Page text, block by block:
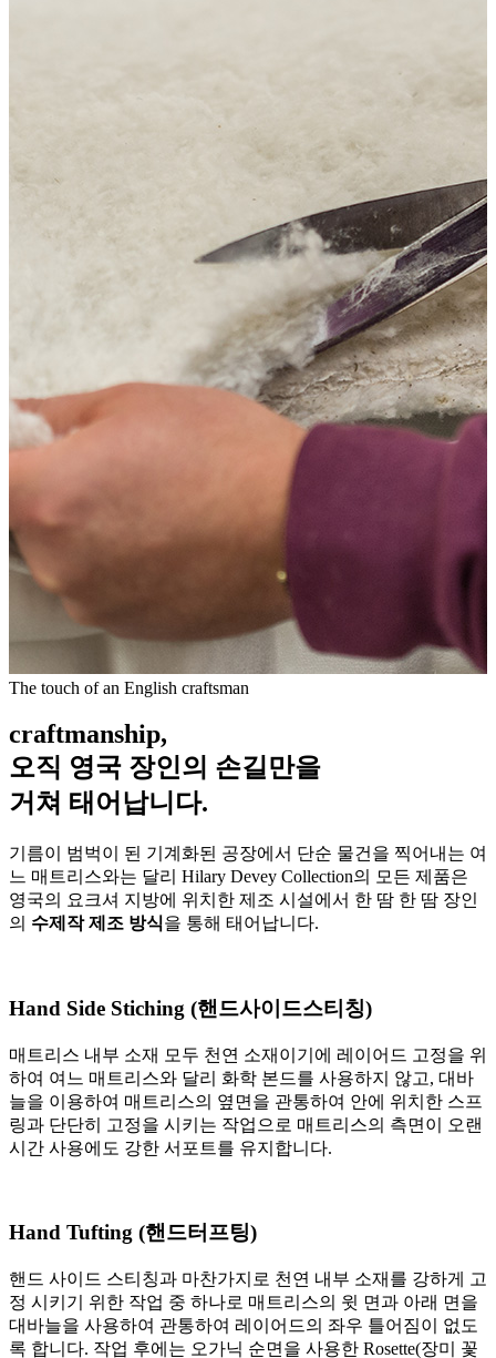
The touch of an English craftsman
craftmanship,
오직 영국 장인의 손길만을
거쳐 태어납니다.
기름이 범벅이 된 기계화된 공장에서 단순 물건을 찍어내는 여
느 매트리스와는 달리 Hilary Devey Collection의 모든 제품은
영국의 요크셔 지방에 위치한 제조 시설에서 한 땀 한 땀 장인
의 수제작 제조 방식을 통해 태어납니다.
Hand Side Stiching (핸드사이드스티칭)
매트리스 내부 소재 모두 천연 소재이기에 레이어드 고정을 위
하여 여느 매트리스와 달리 화학 본드를 사용하지 않고, 대바
늘을 이용하여 매트리스의 옆면을 관통하여 안에 위치한 스프
링과 단단히 고정을 시키는 작업으로 매트리스의 측면이 오랜
시간 사용에도 강한 서포트를 유지합니다.
Hand Tufting (핸드터프팅)
핸드 사이드 스티칭과 마찬가지로 천연 내부 소재를 강하게 고
정 시키기 위한 작업 중 하나로 매트리스의 윗 면과 아래 면을
대바늘을 사용하여 관통하여 레이어드의 좌우 틀어짐이 없도
록 합니다. 작업 후에는 오가닉 순면을 사용한 Rosette(장미 꽃